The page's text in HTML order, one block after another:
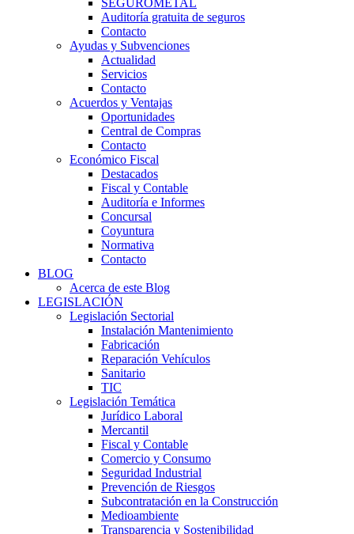
SEGUROMETAL
Auditoría gratuita de seguros
Contacto
Ayudas y Subvenciones
Actualidad
Servicios
Contacto
Acuerdos y Ventajas
Oportunidades
Central de Compras
Contacto
Económico Fiscal
Destacados
Fiscal y Contable
Auditoría e Informes
Concursal
Coyuntura
Normativa
Contacto
BLOG
Acerca de este Blog
LEGISLACIÓN
Legislación Sectorial
Instalación Mantenimiento
Fabricación
Reparación Vehículos
Sanitario
TIC
Legislación Temática
Jurídico Laboral
Mercantil
Fiscal y Contable
Comercio y Consumo
Seguridad Industrial
Prevención de Riesgos
Subcontratación en la Construcción
Medioambiente
Transparencia y Sostenibilidad